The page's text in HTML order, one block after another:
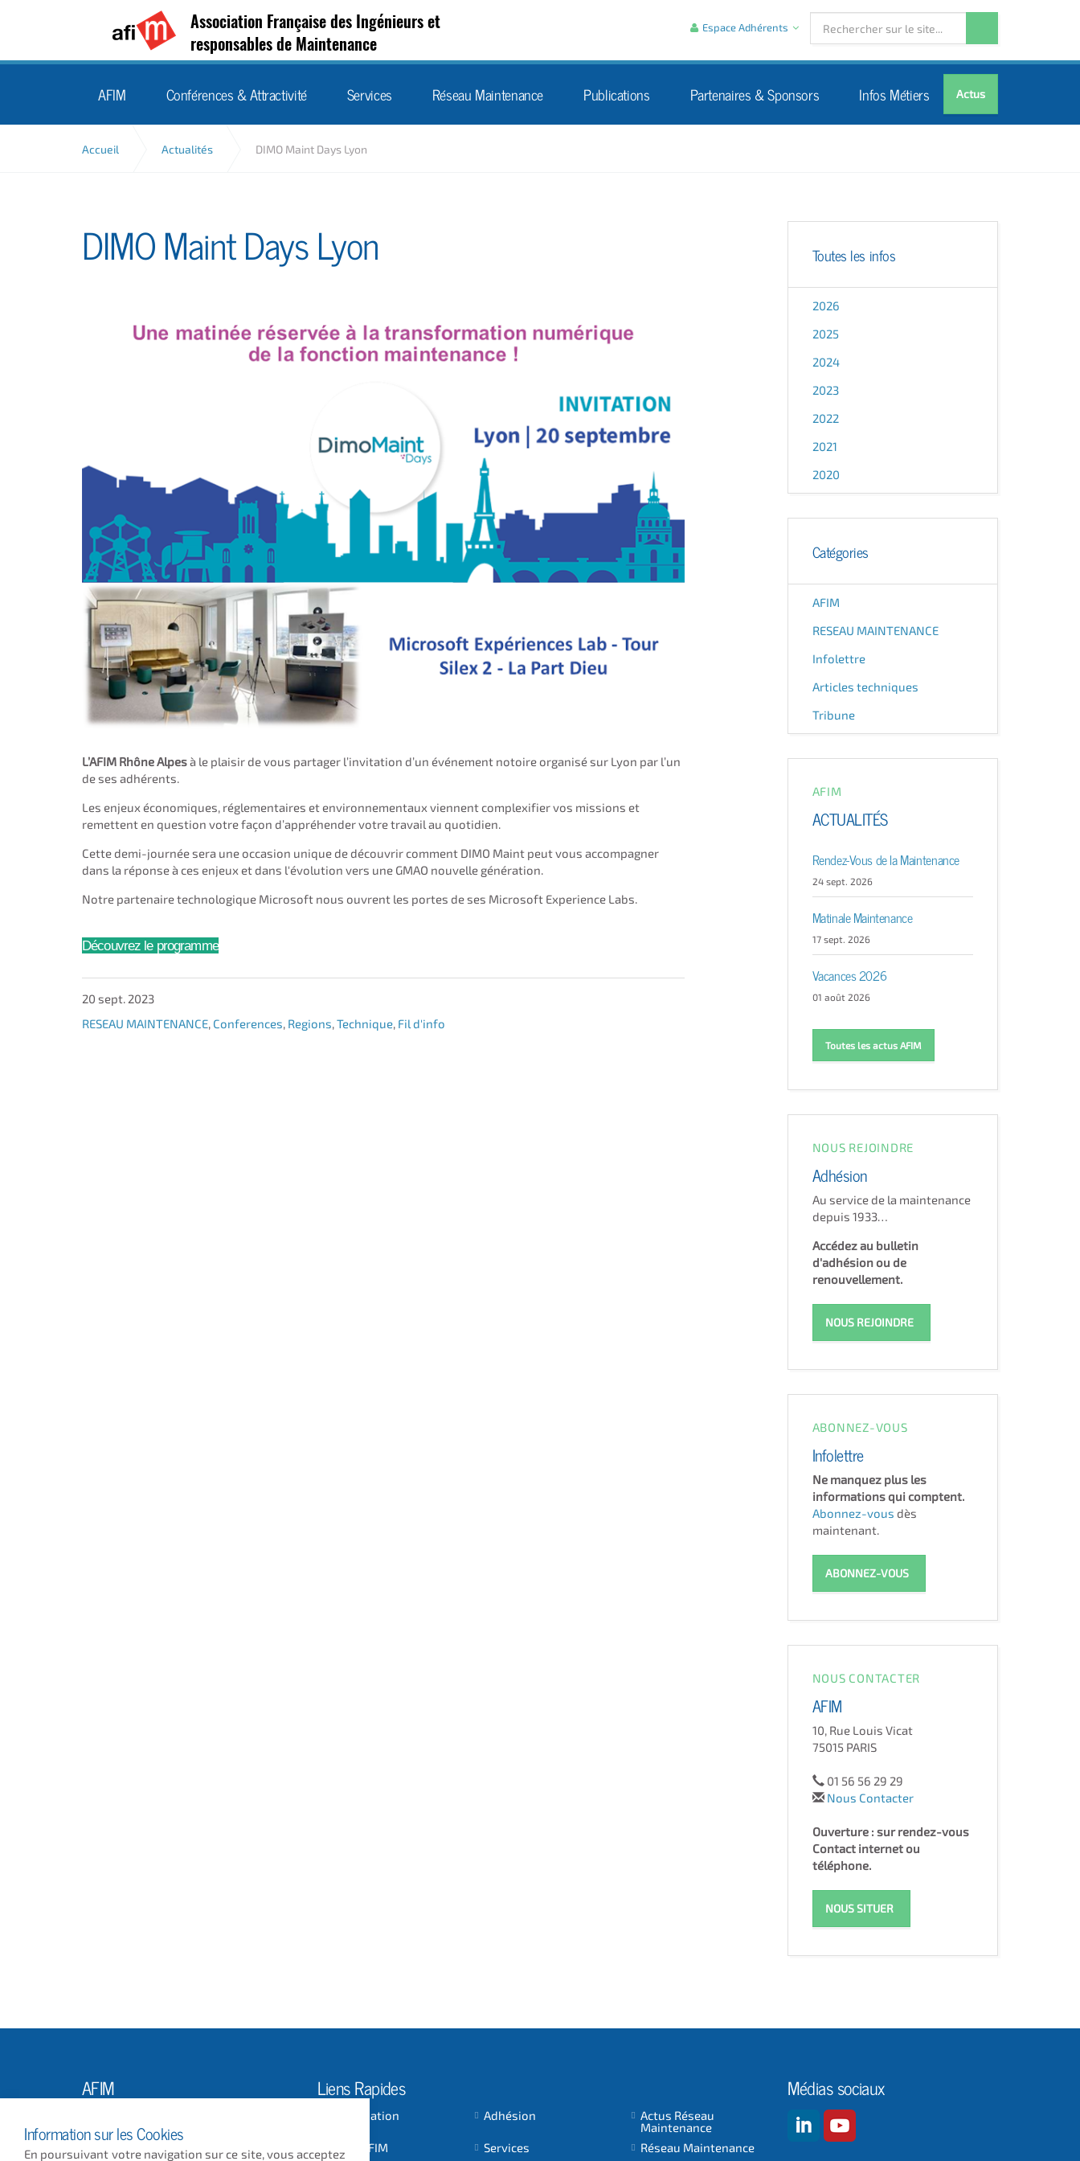
Association Française des Ingénieurs et
responsables de Maintenance
Actus
AFIM Conférences & Attractivité Services Réseau Maintenance Publications Partenaires & Sponsors Infos Métiers
Espace Adhérents
Accueil Actualités DIMO Maint Days Lyon
DIMO Maint Days Lyon
L’AFIM Rhône Alpesà le plaisir de vous partager l’invitation d’un événement notoire organisé sur Lyon par l’un
de ses adhérents.
Les enjeux économiques, réglementaires et environnementaux viennent complexifier vos missions et
remettent en question votre façon d’appréhender votre travail au quotidien.
Cette demi-journée sera une occasion unique de découvrir comment DIMO Maint peut vous accompagner
dans la réponse à ces enjeux et dans l'évolution vers une GMAO nouvelle génération.
Notre partenaire technologique Microsoft nous ouvrent les portes de ses Microsoft Experience Labs.
Découvrez le programme
20 sept. 2023
RESEAU MAINTENANCE Conferences Regions Technique Fil d'info
Toutes les infos
2026
2025
2024
2023
2022
2021
2020
Catégories
AFIM
RESEAU MAINTENANCE
Infolettre
Articles techniques
Tribune
AFIM
ACTUALITÉS
Rendez-Vous de la Maintenance
24 sept. 2026
Matinale Maintenance
17 sept. 2026
Vacances 2026
01 août 2026
Toutes les actus AFIM
NOUS REJOINDRE
Adhésion
Au service de la maintenance
depuis 1933…
Accédez au bulletin
d'adhésion ou de
renouvellement.
NOUS REJOINDRE
ABONNEZ-VOUS
Infolettre
Ne manquez plus les
informations qui comptent.
Abonnez-vous dès
maintenant.
ABONNEZ-VOUS
NOUS CONTACTER
AFIM
10, Rue Louis Vicat
75015 PARIS
01 56 56 29 29
Nous Contacter
Ouverture : sur rendez-vous
Contact internet ou
téléphone.
NOUS SITUER
AFIM
75015 PARIS
Liens Rapides
L'Association Adhésion
Actus Réseau
Maintenance
Actus AFIM
Services
Réseau Maintenance
Médias sociaux
Information sur les Cookies
En poursuivant votre navigation sur ce site, vous acceptez